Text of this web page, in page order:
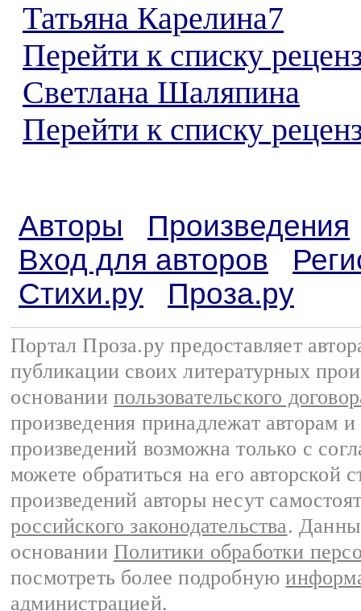
Татьяна Карелина7
Перейти к списку
Светлана Шаляпина
Перейти к списку
Авторы
Произведения
Вход для авторов
Стихи.ру
Проза.ру
Портал Проза.ру предоставляет
публикации своих литературных
основании пользовательского
произведения принадлежат авторам
произведений возможна только с
можете обратиться на его авторской
произведений авторы несут
российского законодательства.
основании Политики обработки
посмотреть более подробную
администрацией.